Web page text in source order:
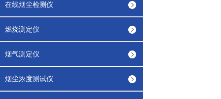
在线烟尘检测仪
燃烧测定仪
烟气测定仪
烟尘浓度测试仪